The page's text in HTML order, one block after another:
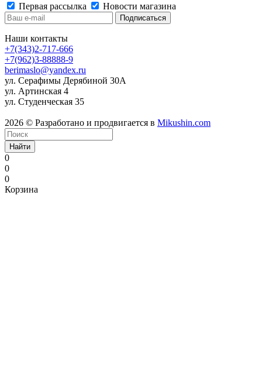
Первая рассылка
Новости магазина
Наши контакты
+7(343)2-717-666
+7(962)3-88888-9
berimaslo@yandex.ru
ул. Серафимы Дерябиной 30А
ул. Артинская 4
ул. Студенческая 35
2026 © Разработано и продвигается в Mikushin.com
Найти
0
0
0
Корзина